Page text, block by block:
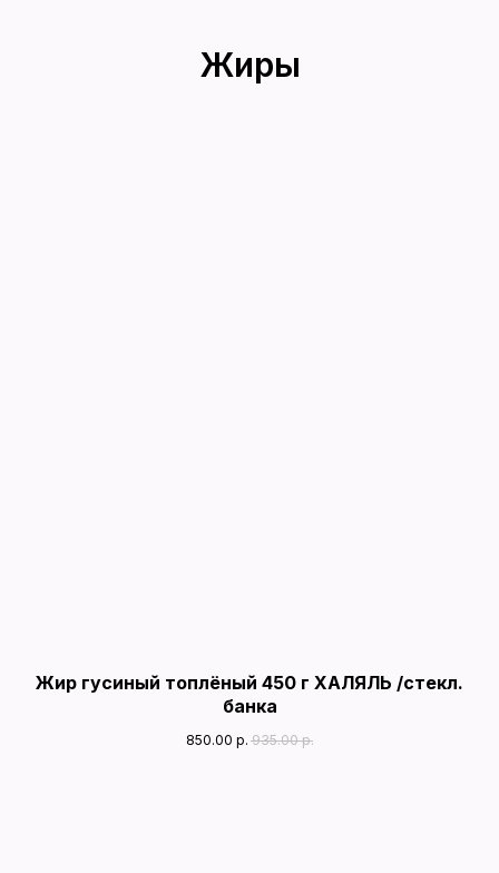
Жиры
Жир гусиный топлёный 450 г ХАЛЯЛЬ /стекл.
банка
850.00 р. 935.00 р.